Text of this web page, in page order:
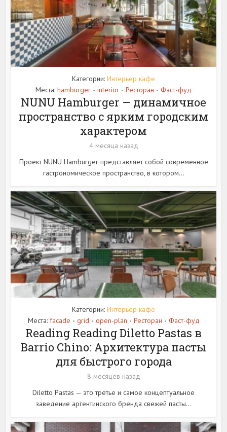
Категории: Интерьер кафе
Места: hamburger • interior • Ресторан • Фаст-фуд
NUNU Hamburger — динамичное
пространство с ярким городским
характером
4 месяца назад
Проект NUNU Hamburger представляет собой современное
гастрономическое пространство, в котором...
Категории: Интерьер кафе
Места: facade • grid • open-plan • Ресторан • Фаст-фуд
Reading Reading Diletto Pastas в
Barrio Chino: Архитектура пасты
для быстрого города
8 месяцев назад
Diletto Pastas — это третье и самое концептуальное
заведение аргентинского бренда свежей пасты...